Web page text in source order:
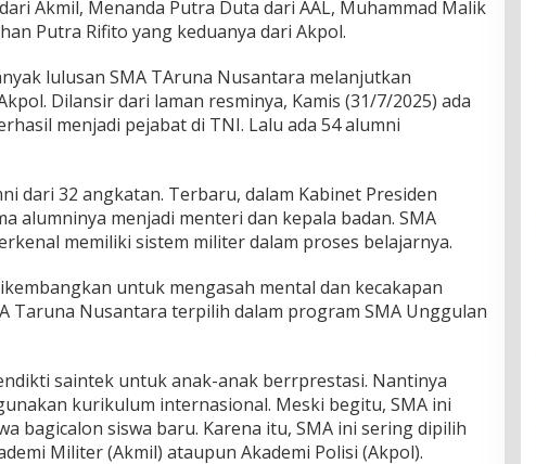
Akmil, Menanda Putra Duta dari AAL, Muhammad Malik
Putra Rifito yang keduanya dari Akpol.
lulusan SMA TAruna Nusantara melanjutkan
Dilansir dari laman resminya, Kamis (31/7/2025) ada
menjadi pejabat di TNI. Lalu ada 54 alumni
dari 32 angkatan. Terbaru, dalam Kabinet Presiden
alumninya menjadi menteri dan kepala badan. SMA
memiliki sistem militer dalam proses belajarnya.
untuk mengasah mental dan kecakapan
Taruna Nusantara terpilih dalam program SMA Unggulan
saintek untuk anak-anak berrprestasi. Nantinya
kurikulum internasional. Meski begitu, SMA ini
bagicalon siswa baru. Karena itu, SMA ini sering dipilih
Militer (Akmil) ataupun Akademi Polisi (Akpol).